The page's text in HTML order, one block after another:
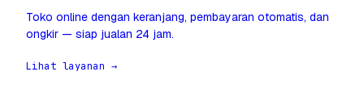
Toko online dengan keranjang, pembayaran otomatis, dan
ongkir — siap jualan 24 jam.
Lihat layanan →